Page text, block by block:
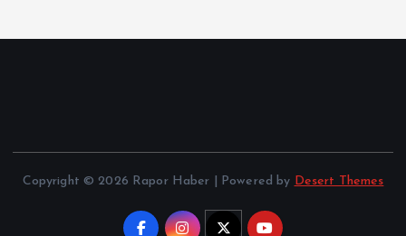
Copyright © 2026 Rapor Haber | Powered by Desert Themes